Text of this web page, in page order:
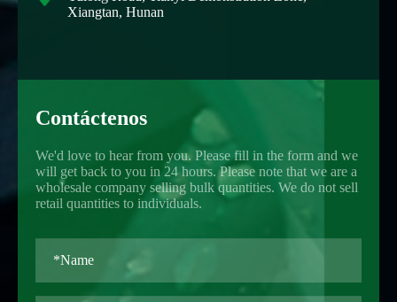
Xiangtan, Hunan
Contáctenos
We'd love to hear from you. Please fill in the form and we
will get back to you in 24 hours. Please note that we are a
wholesale company selling bulk quantities. We do not sell
retail quantities to individuals.